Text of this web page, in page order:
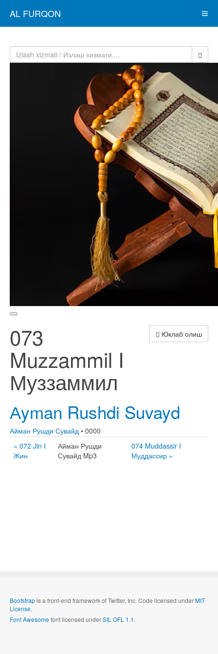
AL FURQON
Юклаб олиш
073
Muzzammil I
Муззаммил
Аyman Rushdi Suvayd
Айман Рушди Сувайд • 0000
« 072 Jin I
Жин
Айман Рушди
Сувайд Mp3
074 Muddassir I
Муддассир »
Bootstrapis a front-end framework of Twitter, Inc. Code licensed underMIT
License.
Font Awesomefont licensed underSIL OFL 1.1.